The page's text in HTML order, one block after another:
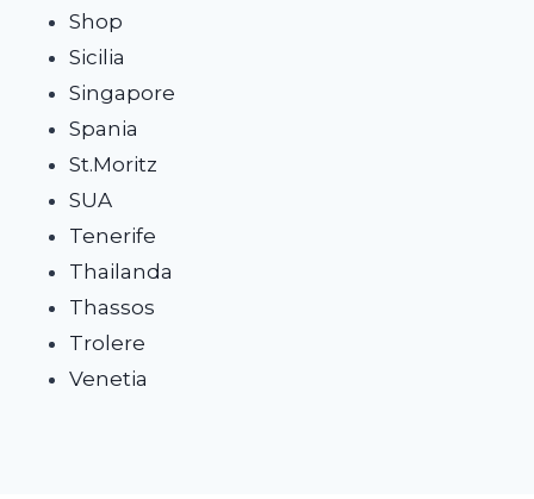
Shop
Sicilia
Singapore
Spania
St.Moritz
SUA
Tenerife
Thailanda
Thassos
Trolere
Venetia